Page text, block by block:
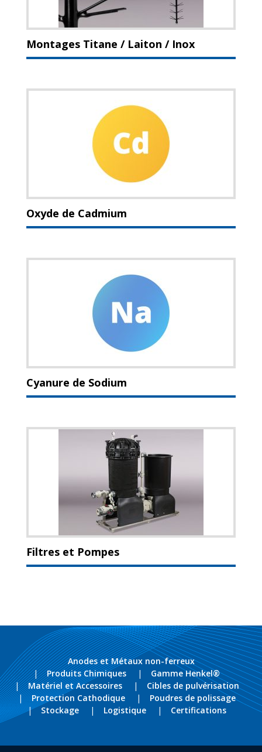
Montages Titane / Laiton / Inox
Oxyde de Cadmium
Cyanure de Sodium
Filtres et Pompes
Anodes et Métaux non-ferreux
Produits Chimiques
Gamme Henkel®
Matériel et Accessoires
Cibles de pulvérisation
Protection Cathodique
Poudres de polissage
Stockage
Logistique Certifications